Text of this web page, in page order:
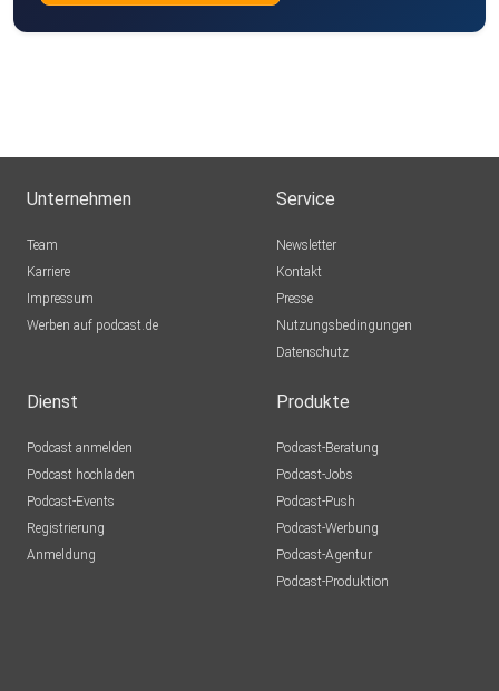
Unternehmen
Team
Karriere
Impressum
Werben auf podcast.de
Service
Newsletter
Kontakt
Presse
Nutzungsbedingungen
Datenschutz
Dienst
Podcast anmelden
Podcast hochladen
Podcast-Events
Registrierung
Anmeldung
Produkte
Podcast-Beratung
Podcast-Jobs
Podcast-Push
Podcast-Werbung
Podcast-Agentur
Podcast-Produktion